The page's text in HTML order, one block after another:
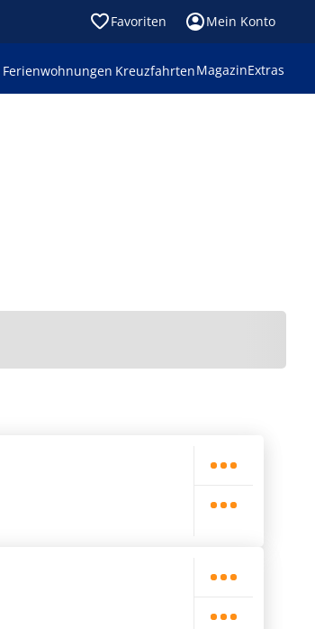
Favoriten Mein Konto
Ferienwohnungen KreuzfahrtenMagazinExtras